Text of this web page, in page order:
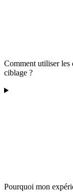
Comment utiliser les
ciblage ?
Pourquoi mon